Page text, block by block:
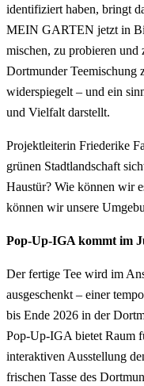
identifiziert haben, bringt
MEIN GARTEN jetzt in
mischen, zu probieren und
Dortmunder Teemischung
widerspiegelt – und ein
und Vielfalt darstellt.
Projektleiterin Friederike
grünen Stadtlandschaft
Haustür? Wie können wir
können wir unsere
Pop-Up-IGA kommt im
Der fertige Tee wird im
ausgeschenkt – einer
bis Ende 2026 in der
Pop-Up-IGA bietet Raum
interaktiven Ausstellung
frischen Tasse des